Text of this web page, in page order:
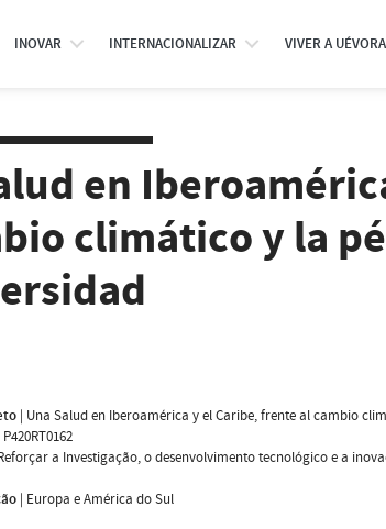
INOVAR INTERNACIONALIZAR VIVER A UÉVORA
en
climático y la
| Una Salud en Iberoamérica y el Caribe, frente al cambio
P420RT0162
a Investigação, o desenvolvimento tecnológico e a
| Europa e América do Sul